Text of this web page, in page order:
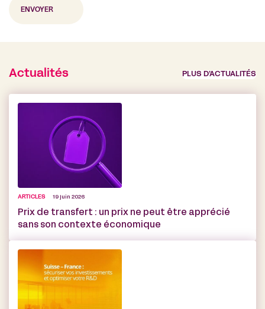
Actualités PLUS D’ACTUALITÉS
ARTICLES 19 juin 2026
Prix de transfert : un prix ne peut être apprécié
sans son contexte économique